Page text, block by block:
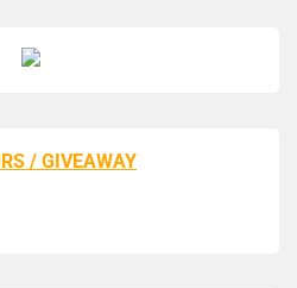
/ GIVEAWAY